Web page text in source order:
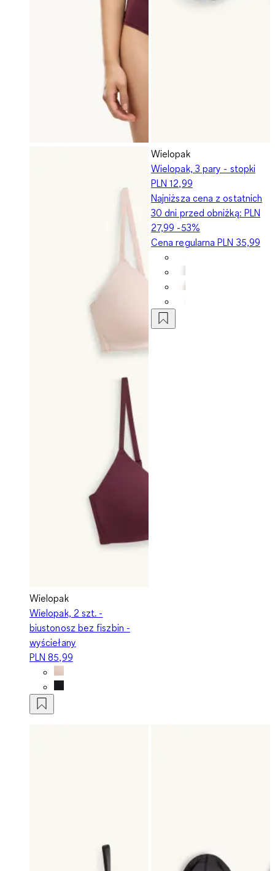
Wielopak
Wielopak, 2 szt. -
biustonosz bez fiszbin -
wyściełany
PLN 85,99
Wielopak
Wielopak, 3 pary - stopki
PLN 12,99
Najniższa cena z ostatnich
30 dni przed obniżką: PLN
27,99 -53%
Cena regularnaPLN 35,99